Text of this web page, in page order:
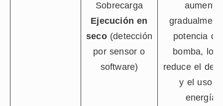
Sobrecarga
Ejecución en
seco(detección
por sensor o
software)
aumenta
potencia
bomba, lo
reduce el
y el uso
energía.